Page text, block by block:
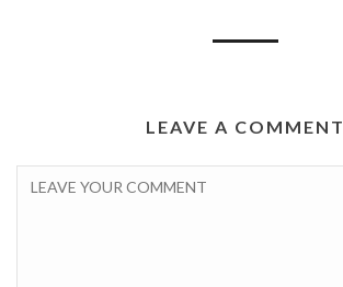
LEAVE A COMMENT